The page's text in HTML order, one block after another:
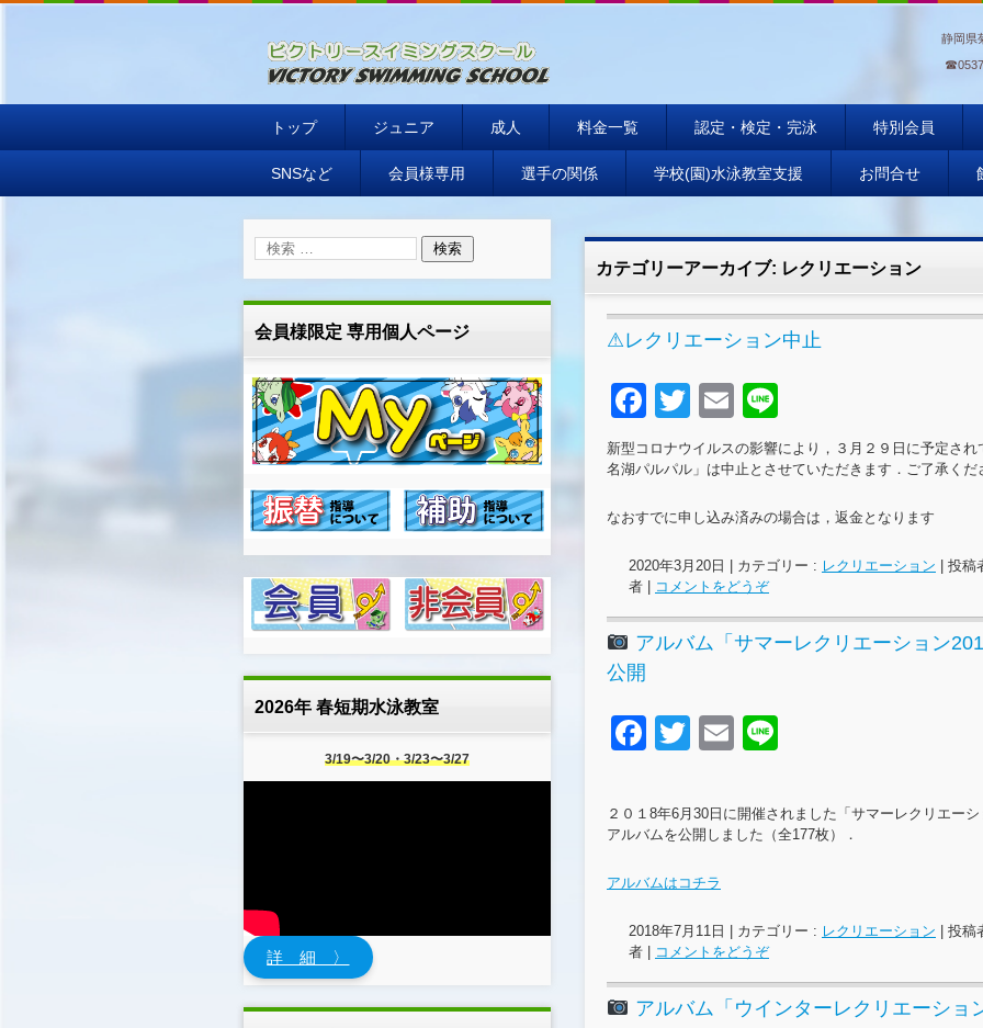
ビクトリースイミングスクール
静岡県
☎
トップ ジュニア 成人 料金一覧 認定・検定・完泳 特別会員
SNSなど 会員様専用 選手の関係 学校(園)水泳教室支援 お問合せ
カテゴリーアーカイブ: レクリエーション
⚠レクリエーション中止
F
a
c
e
o
o
k
T
wi
tt
er
E
m
ail
n
e
新型コロナウイルスの影響により，３月２９日に予定さ
名湖パルパル」は中止とさせていただきます．ご了承くだ
なおすでに申し込み済みの場合は，返金となります
2020年3月20日 カテゴリー : レクリエーション
投稿
者
コメントをどうぞ
アルバム「サマーレクリエーション
公開
F
c
e
b
o
k
T
tt
er
E
ail e
２０１8年6月30日に開催されました「サマーレクリエー
アルバムを公開しました（全177枚）．
アルバムはコチラ
2018年7月11日 カテゴリー : レクリエーション
投稿
者
コメントをどうぞ
アルバム「ウインターレクリエーショ
会員様限定 専用個人ページ
2026年 春短期水泳教室
3/19〜3/20・3/23〜3/27
詳 細 〉